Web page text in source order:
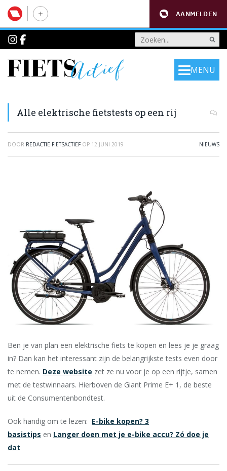
AANMELDEN
MENU
Alle elektrische fietstests op een rij
DOOR REDACTIE FIETSACTIEF OP 12 JUNI 2019 NIEUWS
Ben je van plan een elektrische fiets te kopen en lees je je graag
in? Dan kan het interessant zijn de belangrijkste tests even door
te nemen. Deze website zet ze nu voor je op een rijtje, samen
met de testwinnaars. Hierboven de Giant Prime E+ 1, de beste
uit de Consumentenbondtest.
Ook handig om te lezen: E-bike kopen? 3
basistips en Langer doen met je e-bike accu? Zó doe je
dat